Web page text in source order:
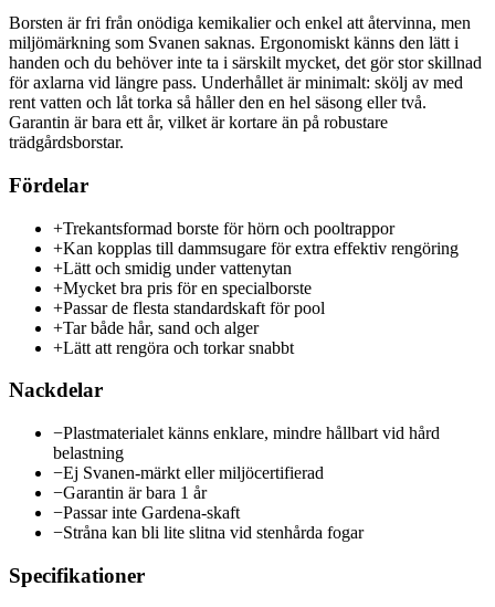
Borsten är fri från onödiga kemikalier och enkel att återvinna, men
miljömärkning som Svanen saknas. Ergonomiskt känns den lätt i
handen och du behöver inte ta i särskilt mycket, det gör stor skillnad
för axlarna vid längre pass. Underhållet är minimalt: skölj av med
rent vatten och låt torka så håller den en hel säsong eller två.
Garantin är bara ett år, vilket är kortare än på robustare
trädgårdsborstar.
Fördelar
+Trekantsformad borste för hörn och pooltrappor
+Kan kopplas till dammsugare för extra effektiv rengöring
+Lätt och smidig under vattenytan
+Mycket bra pris för en specialborste
+Passar de flesta standardskaft för pool
+Tar både hår, sand och alger
+Lätt att rengöra och torkar snabbt
Nackdelar
−Plastmaterialet känns enklare, mindre hållbart vid hård
belastning
−Ej Svanen-märkt eller miljöcertifierad
−Garantin är bara 1 år
−Passar inte Gardena-skaft
−Stråna kan bli lite slitna vid stenhårda fogar
Specifikationer